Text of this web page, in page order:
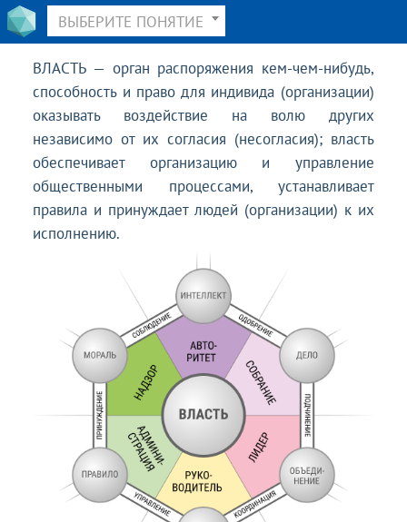
ВЫБЕРИТЕ ПОНЯТИЕ
ВЛАСТЬ — орган распоряжения кем-чем-нибудь,
способность и право для индивида (организации)
оказывать воздействие на волю других
независимо от их согласия (несогласия); власть
обеспечивает организацию и управление
общественными процессами, устанавливает
правила и принуждает людей (организации) к их
исполнению.